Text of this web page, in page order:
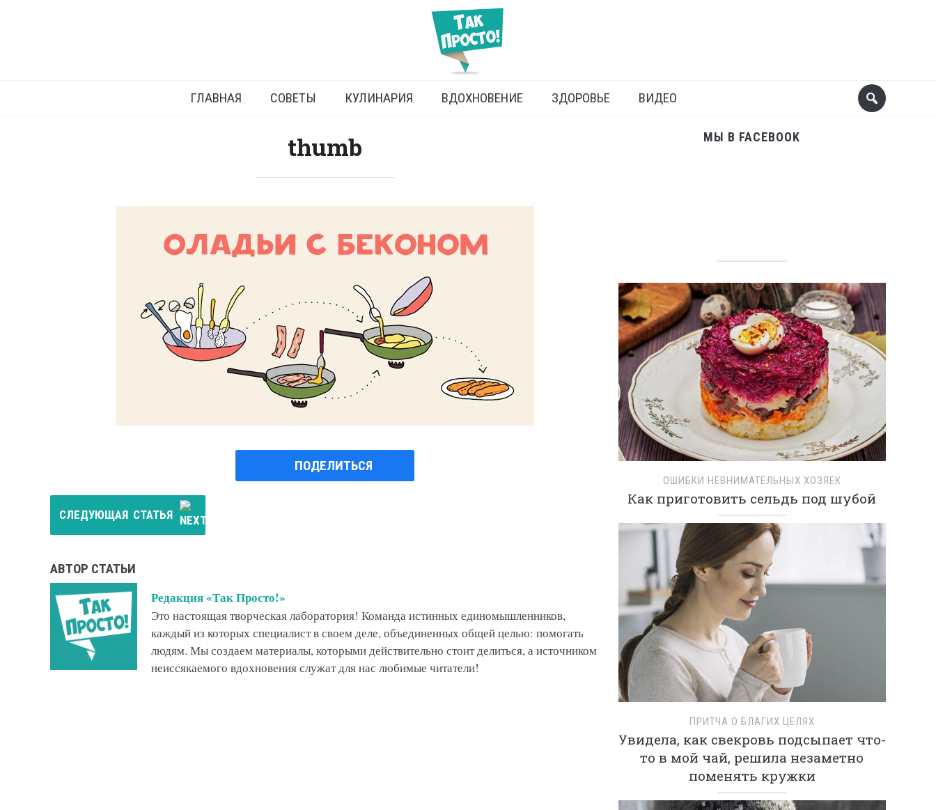
ГЛАВНАЯ СОВЕТЫ КУЛИНАРИЯ ВДОХНОВЕНИЕ ЗДОРОВЬЕ ВИДЕО
thumb
ПОДЕЛИТЬСЯ
СЛЕДУЮЩАЯ СТАТЬЯ
АВТОР СТАТЬИ
Редакция «Так Просто!»
Это настоящая творческая лаборатория! Команда истинных единомышленников,
каждый из которых специалист в своем деле, объединенных общей целью: помогать
людям. Мы создаем материалы, которыми действительно стоит делиться, а источником
неиссякаемого вдохновения служат для нас любимые читатели!
МЫ В FACEBOOK
ОШИБКИ НЕВНИМАТЕЛЬНЫХ ХОЗЯЕК
Как приготовить сельдь под шубой
ПРИТЧА О БЛАГИХ ЦЕЛЯХ
Увидела, как свекровь подсыпает что-
то в мой чай, решила незаметно
поменять кружки